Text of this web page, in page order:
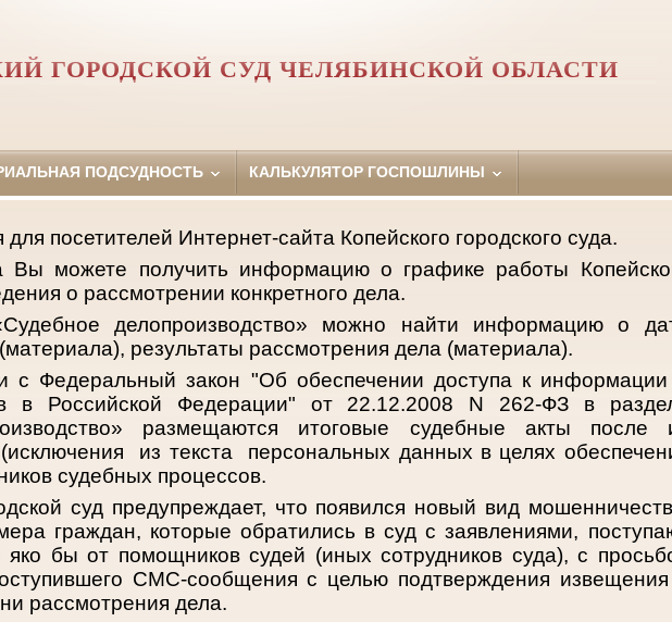
ГОРОДСКОЙ СУД ЧЕЛЯБИНСКОЙ ОБЛАСТИ
ПОДСУДНОСТЬ КАЛЬКУЛЯТОР ГОСПОШЛИНЫ
посетителей Интернет-сайта Копейского городского суда.
Вы можете получить информацию о графике работы
о рассмотрении конкретного дела.
делопроизводство» можно найти информацию о
результаты рассмотрения дела (материала).
с Федеральный закон "Об обеспечении доступа к
в Российской Федерации" от 22.12.2008 N 262-ФЗ в
размещаются итоговые судебные акты после
из текста персональных данных в целях
судебных процессов.
суд предупреждает, что появился новый вид
граждан, которые обратились в суд с заявлениями,
бы от помощников судей (иных сотрудников суда), с
СМС-сообщения с целью подтверждения
рассмотрения дела.